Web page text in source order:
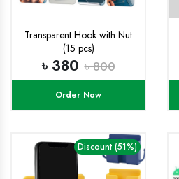
Transparent Hook with Nut
(15 pcs)
৳ 380 ৳ 800
Order Now
Discount (51%)